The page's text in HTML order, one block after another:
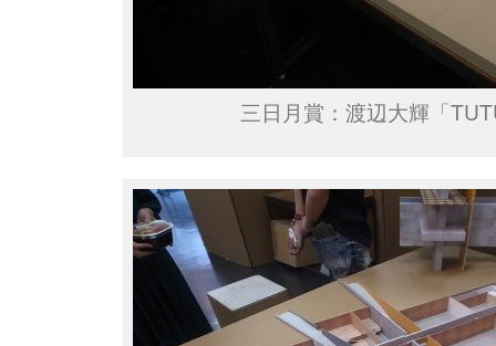
三日月賞：渡辺大輝「